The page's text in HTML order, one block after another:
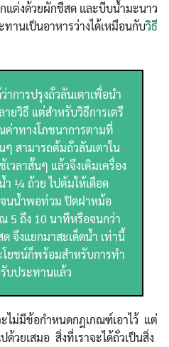
แต่งด้วยผักชีสด และบีบน้ำมะนาว
านเป็นอาหารว่างได้เหมือนกับวิธี
าการปรุงถั่วลันเตาเพื่อนำ
ยวิธี แต่สำหรับวิธีการเตรี
ค่าทางโภชนาการตามที่
ๆ สามารถต้มถั่วลันเตาใน
วลาสั้นๆ แล้วจึงเติมเครื่อง
ำ ¼ ถ้วย ไปต้มให้เดือด
จนน้ำพอท่วม ปิดฝาหม้อ
5 ถึง 10 นาทีหรือจนกว่า
จึงแยกมาสะเด็ดน้ำ เท่านี้
ยชน์ก็พร้อมสำหรับการทำ
บประทานแล้ว
ไม่มีข้อกำหนดกฎเกณฑ์เอาไว้ แต่
วยเสมอ สิ่งที่เราจะได้ถั่วเป็นสิ่ง